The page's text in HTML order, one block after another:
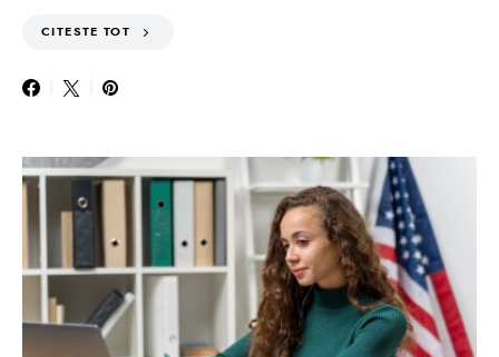
CITESTE TOT